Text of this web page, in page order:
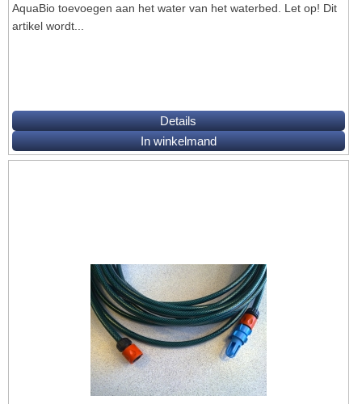
AquaBio toevoegen aan het water van het waterbed. Let op! Dit
artikel wordt...
Details
In winkelmand